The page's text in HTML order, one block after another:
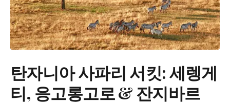
탄자니아 사파리 서킷: 세렝게
티, 응고롱고로 & 잔지바르